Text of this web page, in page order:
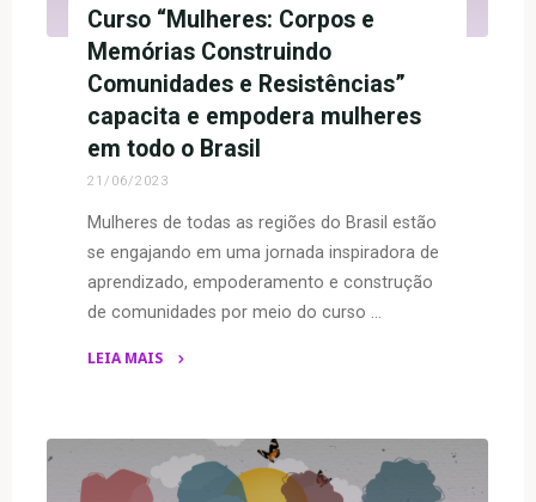
em
reunião
pelo
Projeto
Mulheres
que
Apitam
Curso “Mulheres: Corpos e
Memórias Construindo
Comunidades e Resistências”
capacita e empodera mulheres
em todo o Brasil
21/06/2023
Mulheres de todas as regiões do Brasil estão
se engajando em uma jornada inspiradora de
aprendizado, empoderamento e construção
de comunidades por meio do curso …
LEIA MAIS
Corpos
e